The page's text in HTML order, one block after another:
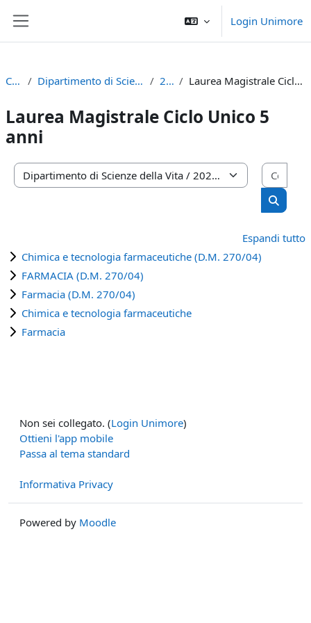
Login Unimore
Corsi Dipartimento di Scienze della Vita 2023 Laurea Magistrale Ciclo Unico 5 anni
Laurea Magistrale Ciclo Unico 5
anni
Categorie di corso
Cerca
Espandi tutto
Chimica e tecnologia farmaceutiche (D.M. 270/04)
FARMACIA (D.M. 270/04)
Farmacia (D.M. 270/04)
Chimica e tecnologia farmaceutiche
Farmacia
Non sei collegato. (Login Unimore)
Ottieni l'app mobile
Passa al tema standard
Informativa Privacy
Powered by Moodle